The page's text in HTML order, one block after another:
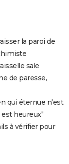
la paroi de
sale
de paresse,
qui éternue n'est
heureux"
à vérifier pour